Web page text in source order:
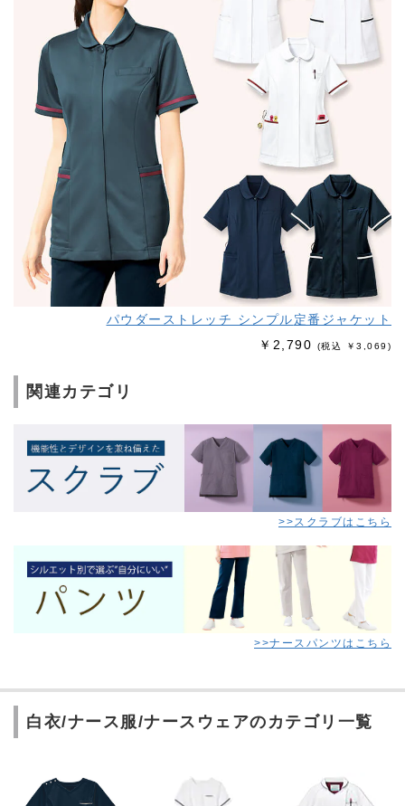
パウダーストレッチ シンプル定番ジャケット
￥2,790
(税込 ￥3,069)
関連カテゴリ
>>スクラブはこちら
>>ナースパンツはこちら
白衣/ナース服/ナースウェアのカテゴリ一覧